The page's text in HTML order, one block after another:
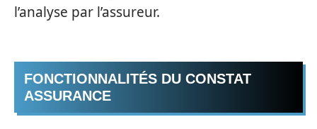
l’analyse par l’assureur.
FONCTIONNALITÉS DU CONSTAT
ASSURANCE